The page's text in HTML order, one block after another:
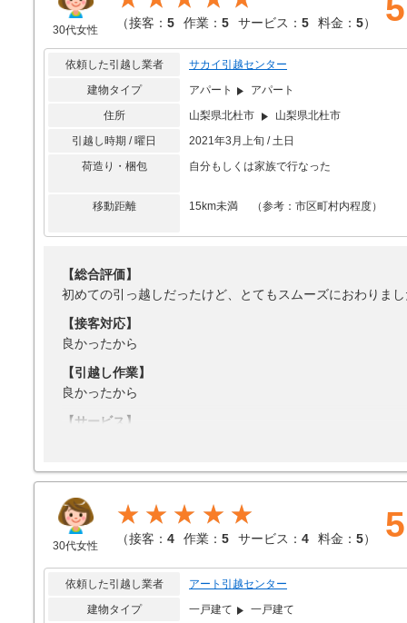
30代女性 （接客： 5 作業： 5 サービス： 5 料金： 5） 5
依頼した引越し業者
サカイ引越センター
建物タイプ
アパート
アパート
住所
山梨県北杜市
山梨県北杜市
引越し時期 / 曜日
2021年3月上旬 / 土日
荷造り・梱包
自分もしくは家族で行なった
移動距離 15km未満 （参考：市区町村内程度）
【総合評価】
初めての引っ越しだったけど、とてもスムーズにおわりま
【接客対応】
良かったから
【引越し作業】
良かったから
【サービス】
【料金】
30代女性
★★★★★
（接客： 4 作業： 5 サービス： 4 料金： 5） 5
依頼した引越し業者
アート引越センター
建物タイプ
一戸建て
一戸建て